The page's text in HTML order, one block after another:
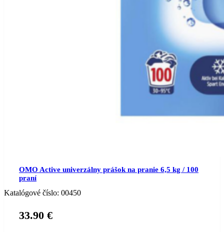
OMO Active univerzálny prášok na pranie 6,5 kg / 100
praní
Katalógové číslo: 00450
33.90 €